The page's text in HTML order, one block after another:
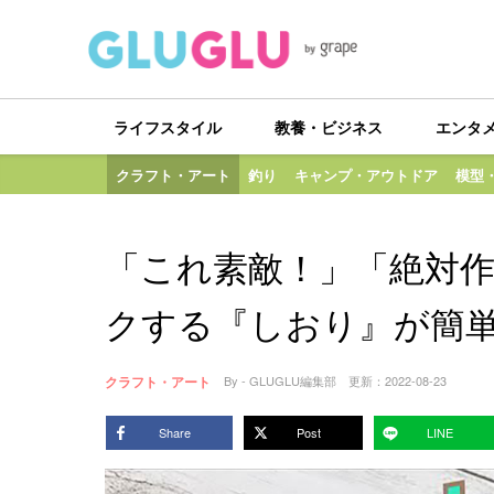
ライフスタイル 教養・ビジネス エンタ
クラフト・アート 釣り キャンプ・アウトドア 模型
「これ素敵！」「絶
クする『しおり』が簡
クラフト・アート By - GLUGLU編集部 更新： 2022-08-23
Share Post LINE